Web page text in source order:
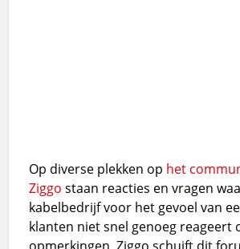
Op diverse plekken op het
Ziggo staan reacties en vragen
kabelbedrijf voor het gevoel van
klanten niet snel genoeg reageert